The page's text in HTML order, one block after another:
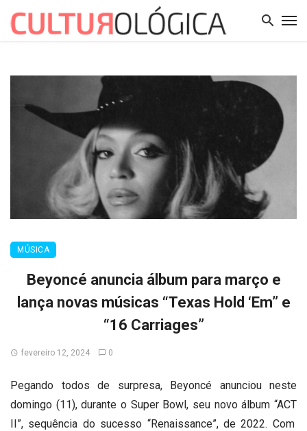
MÚSICA
Beyoncé anuncia álbum para março e
lança novas músicas “Texas Hold ‘Em” e
“16 Carriages”
fevereiro 12, 2024 0
Pegando todos de surpresa, Beyoncé anunciou neste
domingo (11), durante o Super Bowl, seu novo álbum “ACT
II”, sequência do sucesso “Renaissance”, de 2022. Com